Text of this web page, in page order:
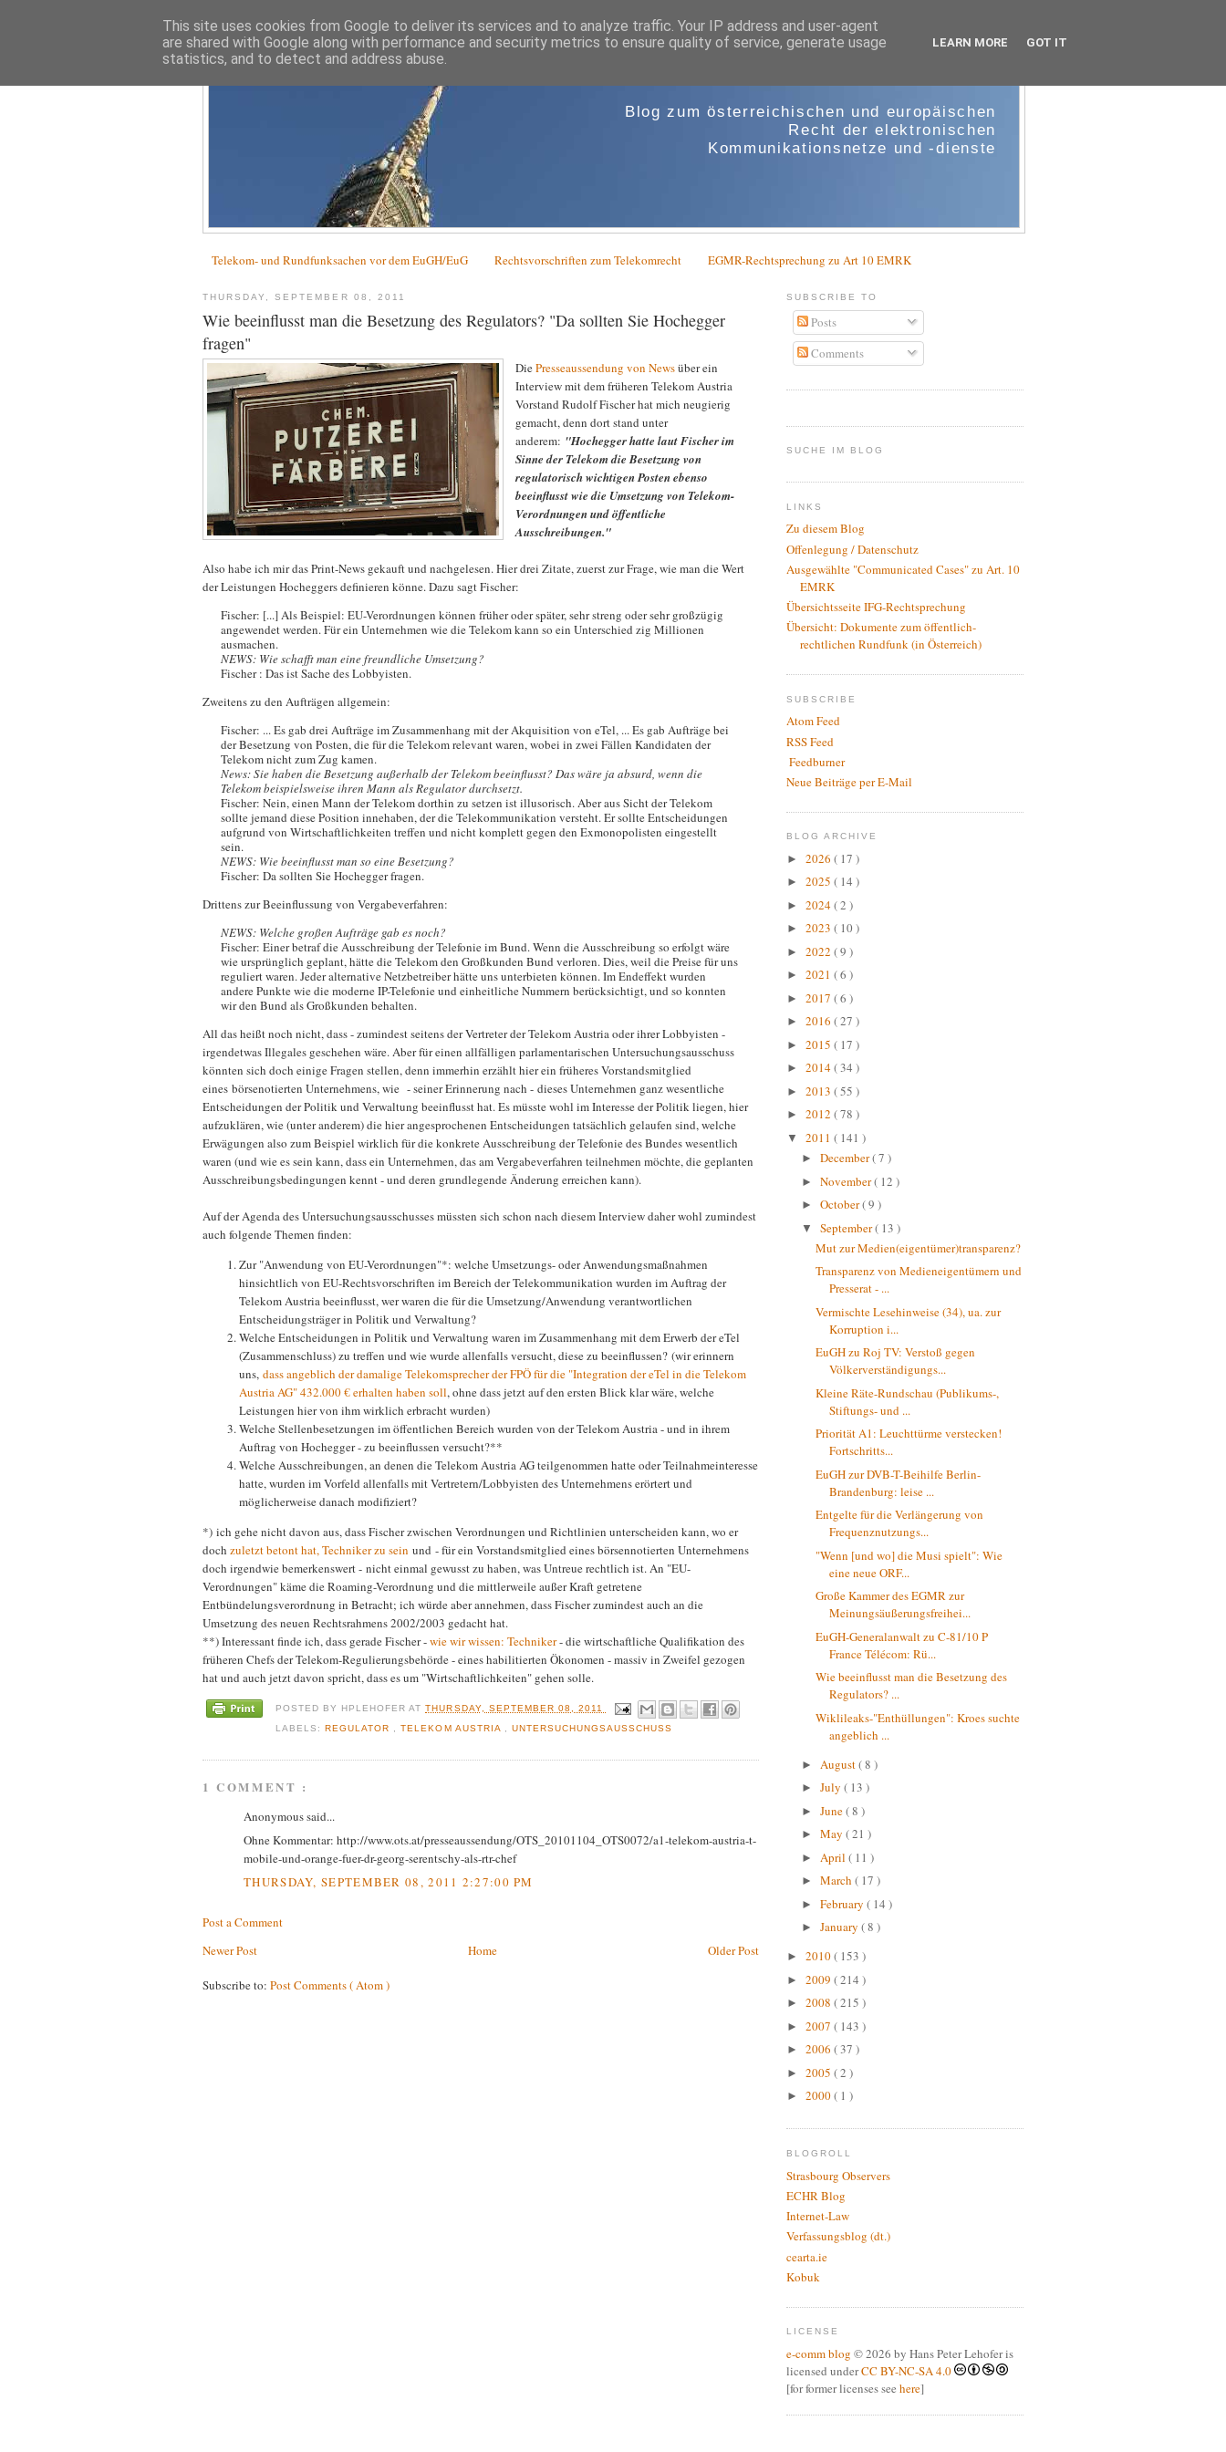
Blog zum österreichischen und europäischen
Recht der elektronischen
Kommunikationsnetze und -dienste
Telekom- und Rundfunksachen vor dem EuGH/EuG Rechtsvorschriften zum Telekomrecht EGMR-Rechtsprechung zu Art 10 EMRK
THURSDAY, SEPTEMBER 08, 2011
Wie beeinflusst man die Besetzung des Regulators? "Da sollten Sie Hochegger
fragen"
DiePresseaussendung von Newsüber ein
Interview mit dem früheren Telekom Austria
Vorstand Rudolf Fischer hat mich neugierig
gemacht, denn dort stand unter
anderem: "Hochegger hatte laut Fischer im
Sinne der Telekom die Besetzung von
regulatorisch wichtigen Posten ebenso
beeinflusst wie die Umsetzung von Telekom-
Verordnungen und öffentliche
Ausschreibungen."
Also habe ich mir das Print-News gekauft und nachgelesen. Hier drei Zitate, zuerst zur Frage, wie man die Wert
der Leistungen Hocheggers definieren könne. Dazu sagt Fischer:
Fischer: [...] Als Beispiel: EU-Verordnungen können früher oder später, sehr streng oder sehr großzügig
angewendet werden. Für ein Unternehmen wie die Telekom kann so ein Unterschied zig Millionen
ausmachen.
NEWS: Wie schafft man eine freundliche Umsetzung?
Fischer : Das ist Sache des Lobbyisten.
Zweitens zu den Aufträgen allgemein:
Fischer: ... Es gab drei Aufträge im Zusammenhang mit der Akquisition von eTel, ... Es gab Aufträge bei
der Besetzung von Posten, die für die Telekom relevant waren, wobei in zwei Fällen Kandidaten der
Telekom nicht zum Zug kamen.
News: Sie haben die Besetzung außerhalb der Telekom beeinflusst? Das wäre ja absurd, wenn die
Telekom beispielsweise ihren Mann als Regulator durchsetzt.
Fischer: Nein, einen Mann der Telekom dorthin zu setzen ist illusorisch. Aber aus Sicht der Telekom
sollte jemand diese Position innehaben, der die Telekommunikation versteht. Er sollte Entscheidungen
aufgrund von Wirtschaftlichkeiten treffen und nicht komplett gegen den Exmonopolisten eingestellt
sein.
NEWS: Wie beeinflusst man so eine Besetzung?
Fischer: Da sollten Sie Hochegger fragen.
Drittens zur Beeinflussung von Vergabeverfahren:
NEWS: Welche großen Aufträge gab es noch?
Fischer: Einer betraf die Ausschreibung der Telefonie im Bund. Wenn die Ausschreibung so erfolgt wäre
wie ursprünglich geplant, hätte die Telekom den Großkunden Bund verloren. Dies, weil die Preise für uns
reguliert waren. Jeder alternative Netzbetreiber hätte uns unterbieten können. Im Endeffekt wurden
andere Punkte wie die moderne IP-Telefonie und einheitliche Nummern berücksichtigt, und so konnten
wir den Bund als Großkunden behalten.
All das heißt noch nicht, dass - zumindest seitens der Vertreter der Telekom Austria oder ihrer Lobbyisten -
irgendetwas Illegales geschehen wäre. Aber für einen allfälligen parlamentarischen Untersuchungsausschuss
könnten sich doch einige Fragen stellen, denn immerhin erzählt hier ein früheres Vorstandsmitglied
eines börsenotierten Unternehmens, wie - seiner Erinnerung nach - dieses Unternehmen ganz wesentliche
Entscheidungen der Politik und Verwaltung beeinflusst hat. Es müsste wohl im Interesse der Politik liegen, hier
aufzuklären, wie (unter anderem) die hier angesprochenen Entscheidungen tatsächlich gelaufen sind, welche
Erwägungen also zum Beispiel wirklich für die konkrete Ausschreibung der Telefonie des Bundes wesentlich
waren (und wie es sein kann, dass ein Unternehmen, das am Vergabeverfahren teilnehmen möchte, die geplanten
Ausschreibungsbedingungen kennt - und deren grundlegende Änderung erreichen kann).
Auf der Agenda des Untersuchungsausschusses müssten sich schon nach diesem Interview daher wohl zumindest
auch folgende Themen finden:
Zur "Anwendung von EU-Verordnungen"*: welche Umsetzungs- oder Anwendungsmaßnahmen
hinsichtlich von EU-Rechtsvorschriften im Bereich der Telekommunikation wurden im Auftrag der
Telekom Austria beeinflusst, wer waren die für die Umsetzung/Anwendung verantwortlichen
Entscheidungsträger in Politik und Verwaltung?
Welche Entscheidungen in Politik und Verwaltung waren im Zusammenhang mit dem Erwerb der eTel
(Zusammenschluss) zu treffen und wie wurde allenfalls versucht, diese zu beeinflussen? (wir erinnern
uns, dass angeblich der damalige Telekomsprecher der FPÖ für die "Integration der eTel in die Telekom
Austria AG" 432.000 € erhalten haben soll, ohne dass jetzt auf den ersten Blick klar wäre, welche
Leistungen hier von ihm wirklich erbracht wurden)
Welche Stellenbesetzungen im öffentlichen Bereich wurden von der Telekom Austria - und in ihrem
Auftrag von Hochegger - zu beeinflussen versucht?**
Welche Ausschreibungen, an denen die Telekom Austria AG teilgenommen hatte oder Teilnahmeinteresse
hatte, wurden im Vorfeld allenfalls mit Vertretern/Lobbyisten des Unternehmens erörtert und
möglicherweise danach modifiziert?
*) ich gehe nicht davon aus, dass Fischer zwischen Verordnungen und Richtlinien unterscheiden kann, wo er
doch zuletzt betont hat, Techniker zu sein und - für ein Vorstandsmitglied eines börsennotierten Unternehmens
doch irgendwie bemerkenswert - nicht einmal gewusst zu haben, was Untreue rechtlich ist. An "EU-
Verordnungen" käme die Roaming-Verordnung und die mittlerweile außer Kraft getretene
Entbündelungsverordnung in Betracht; ich würde aber annehmen, dass Fischer zumindest auch an die
Umsetzung des neuen Rechtsrahmens 2002/2003 gedacht hat.
**) Interessant finde ich, dass gerade Fischer -wie wir wissen: Techniker- die wirtschaftliche Qualifikation des
früheren Chefs der Telekom-Regulierungsbehörde - eines habilitierten Ökonomen - massiv in Zweifel gezogen
hat und auch jetzt davon spricht, dass es um "Wirtschaftlichkeiten" gehen solle.
POSTED BY HPLEHOFERATTHURSDAY, SEPTEMBER 08, 2011
LABELS:REGULATOR ,TELEKOM AUSTRIA UNTERSUCHUNGSAUSSCHUSS
1 COMMENT :
Anonymous said...
Ohne Kommentar: http://www.ots.at/presseaussendung/OTS_20101104_OTS0072/a1-telekom-austria-t-
mobile-und-orange-fuer-dr-georg-serentschy-als-rtr-chef
THURSDAY, SEPTEMBER 08, 2011 2:27:00 PM
Post a Comment
Newer Post
Older Post
Home
Subscribe to: Post Comments ( Atom )
SUBSCRIBE TO
Posts
Comments
SUCHE IM BLOG
LINKS
Zu diesem Blog
Offenlegung / Datenschutz
Ausgewählte "Communicated Cases" zu Art. 10
EMRK
Übersichtsseite IFG-Rechtsprechung
Übersicht: Dokumente zum öffentlich-
rechtlichen Rundfunk (in Österreich)
SUBSCRIBE
Atom Feed
RSS Feed
Feedburner
Neue Beiträge per E-Mail
BLOG ARCHIVE
► 2026 ( 17 )
► 2025 ( 14 )
► 2024( 2 )
► 2023 ( 10 )
► 2022 ( 9 )
► 2021 ( 6 )
► 2017 ( 6 )
► 2016 ( 27 )
► 2015 ( 17 )
► 2014( 34 )
► 2013 ( 55 )
► 2012 ( 78 )
▼ 2011 ( 141 )
► December( 7 )
► November( 12 )
► October( 9 )
▼ September( 13 )
Mut zur Medien(eigentümer)transparenz?
Transparenz von Medieneigentümern und
Presserat - ...
Vermischte Lesehinweise (34), ua. zur
Korruption i...
EuGH zu Roj TV: Verstoß gegen
Völkerverständigungs...
Kleine Räte-Rundschau (Publikums-,
Stiftungs- und ...
Priorität A1: Leuchttürme verstecken!
Fortschritts...
EuGH zur DVB-T-Beihilfe Berlin-
Brandenburg: leise ...
Entgelte für die Verlängerung von
Frequenznutzungs...
"Wenn [und wo] die Musi spielt": Wie
eine neue ORF...
Große Kammer des EGMR zur
Meinungsäußerungsfreihei...
EuGH-Generalanwalt zu C-81/10 P
France Télécom: Rü...
Wie beeinflusst man die Besetzung des
Regulators? ...
Wiklileaks-"Enthüllungen": Kroes suchte
angeblich ...
► August( 8 )
► July ( 13 )
► June( 8 )
► May ( 21 )
► April ( 11 )
► March ( 17 )
► February ( 14 )
► January ( 8 )
► 2010( 153 )
► 2009 ( 214 )
► 2008 ( 215 )
► 2007 ( 143 )
► 2006 ( 37 )
► 2005 ( 2 )
► 2000( 1 )
BLOGROLL
Strasbourg Observers
ECHR Blog
Internet-Law
Verfassungsblog (dt.)
cearta.ie
Kobuk
LICENSE
e-comm blog © 2026 by Hans Peter Lehofer is
licensed underCC BY-NC-SA 4.0
[for former licenses see here]
This site uses cookies from Google to deliver its services and to analyze traffic. Your IP address and user-agent
are shared with Google along with performance and security metrics to ensure quality of service, generate usage
statistics, and to detect and address abuse.
LEARN MORE GOT IT